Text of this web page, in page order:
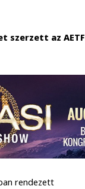
szerzett az AETF
rendezett